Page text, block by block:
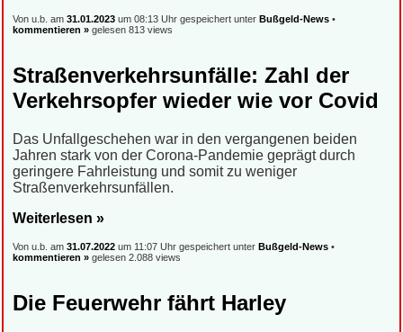
Von u.b. am 31.01.2023 um 08:13 Uhr gespeichert unter Bußgeld-News •
kommentieren » gelesen 813 views
Straßenverkehrsunfälle: Zahl der
Verkehrsopfer wieder wie vor Covid
Das Unfallgeschehen war in den vergangenen beiden
Jahren stark von der Corona-Pandemie geprägt durch
geringere Fahrleistung und somit zu weniger
Straßenverkehrsunfällen.
Weiterlesen »
Von u.b. am 31.07.2022 um 11:07 Uhr gespeichert unter Bußgeld-News •
kommentieren » gelesen 2.088 views
Die Feuerwehr fährt Harley